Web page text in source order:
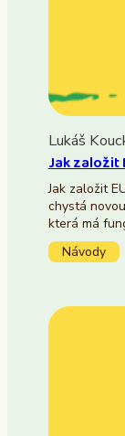
Lukáš
Jak založit
Jak založit
chystá
která má
Návody